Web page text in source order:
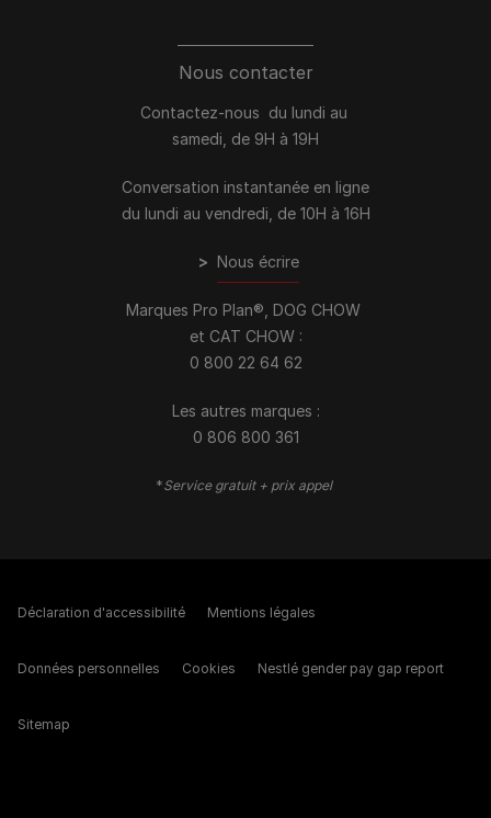
Nous contacter
Contactez-nous du lundi au
samedi, de 9H à 19H
Conversation instantanée en ligne
du lundi au vendredi, de 10H à 16H
> Nous écrire
Marques Pro Plan®, DOG CHOW
et CAT CHOW :
0 800 22 64 62
Les autres marques :​
0 806 800 361
*Service gratuit + prix appel
Déclaration d'accessibilité Mentions légales
Données personnelles Cookies Nestlé gender pay gap report
Sitemap